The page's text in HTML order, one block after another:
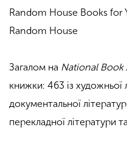
Random House Books for
Random House
Загалом на National Book
книжки: 463 із художньої
документальної
перекладної літератури